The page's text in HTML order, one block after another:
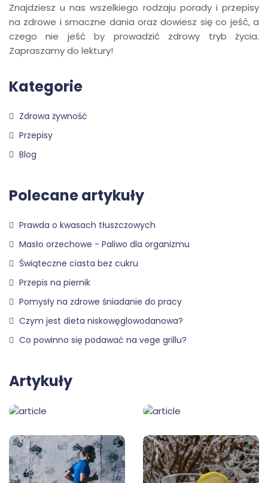
Znajdziesz u nas wszelkiego rodzaju porady i przepisy
na zdrowe i smaczne dania oraz dowiesz się co jeść, a
czego nie jeść by prowadzić zdrowy tryb życia.
Zapraszamy do lektury!
Kategorie
Zdrowa żywność
Przepisy
Blog
Polecane artykuły
Prawda o kwasach tłuszczowych
Masło orzechowe - Paliwo dla organizmu
Świąteczne ciasta bez cukru
Przepis na piernik
Pomysły na zdrowe śniadanie do pracy
Czym jest dieta niskowęglowodanowa?
Co powinno się podawać na vege grillu?
Artykuły